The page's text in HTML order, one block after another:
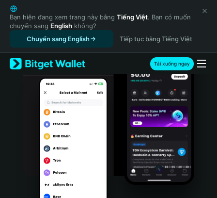
English
日本語
Tiếng Việt
Русский
Español (Latinoamérica)
Türkçe
Italiano
Português (Portugal)
Bahasa Indonesia
Bạn hiện đang xem trang này bằng Tiếng Việt. Bạn có muốn
chuyển sang English không?
Chuyển sang English
Tiếp tục bằng Tiếng Việt
Tải xuống ngay